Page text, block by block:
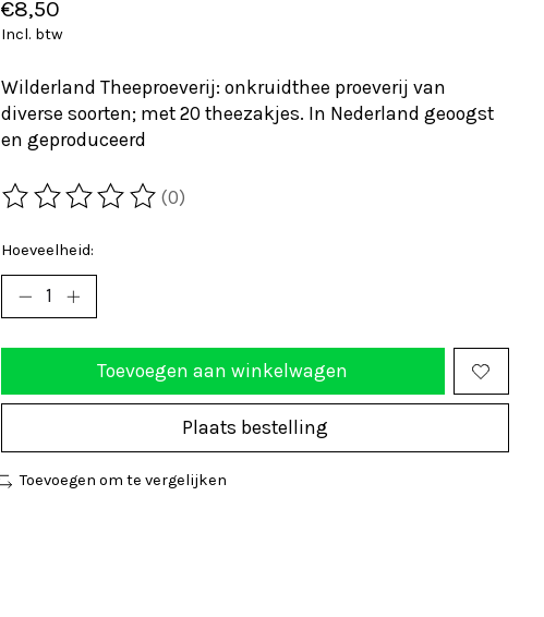
€8,50
Incl. btw
Wilderland Theeproeverij: onkruidthee proeverij van
diverse soorten; met 20 theezakjes. In Nederland geoogst
en geproduceerd
De beoordeling van dit product is
(0)
Hoeveelheid:
Toevoegen aan winkelwagen
Plaats bestelling
Toevoegen om te vergelijken